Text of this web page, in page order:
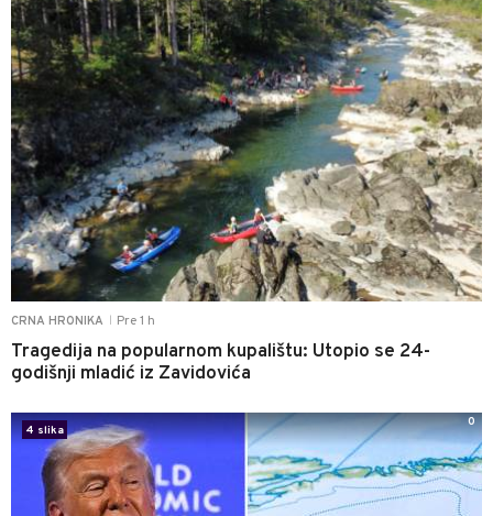
CRNA HRONIKA Pre 1 h
Tragedija na popularnom kupalištu: Utopio se 24-
godišnji mladić iz Zavidovića
4 slika
0